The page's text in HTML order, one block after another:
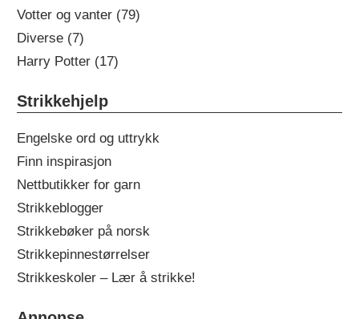
Votter og vanter (79)
Diverse (7)
Harry Potter (17)
Strikkehjelp
Engelske ord og uttrykk
Finn inspirasjon
Nettbutikker for garn
Strikkeblogger
Strikkebøker på norsk
Strikkepinnestørrelser
Strikkeskoler – Lær å strikke!